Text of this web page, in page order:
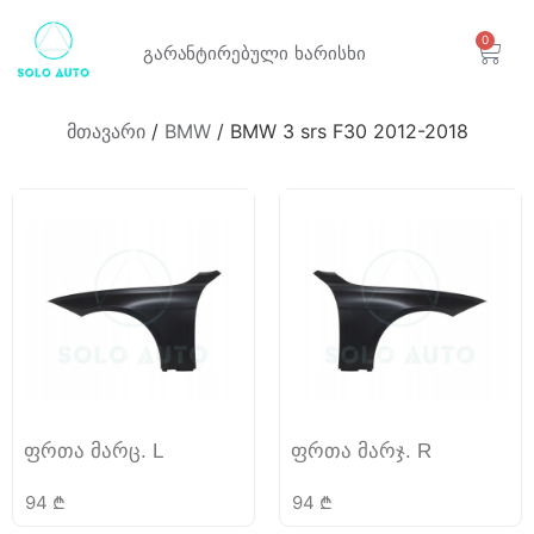
გარანტირებული ხარისხი
0
მთავარი/ BMW/ BMW 3 srs F30 2012-2018
ფრთა მარც. L
94 ₾
ფრთა მარჯ. R
94 ₾